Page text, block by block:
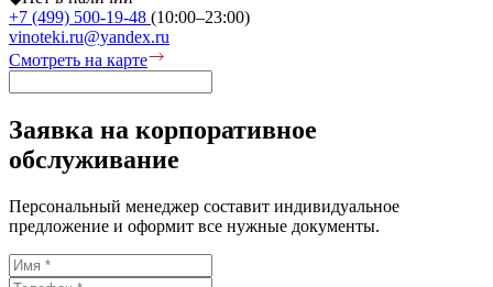
+7 (499) 500-19-48 (10:00–23:00)
vinoteki.ru@yandex.ru
Смотреть на карте
Заявка на корпоративное
обслуживание
Персональный менеджер составит индивидуальное
предложение и оформит все нужные документы.